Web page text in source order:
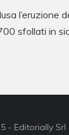
l’eruzione
sfollati in
- Editorially Srl